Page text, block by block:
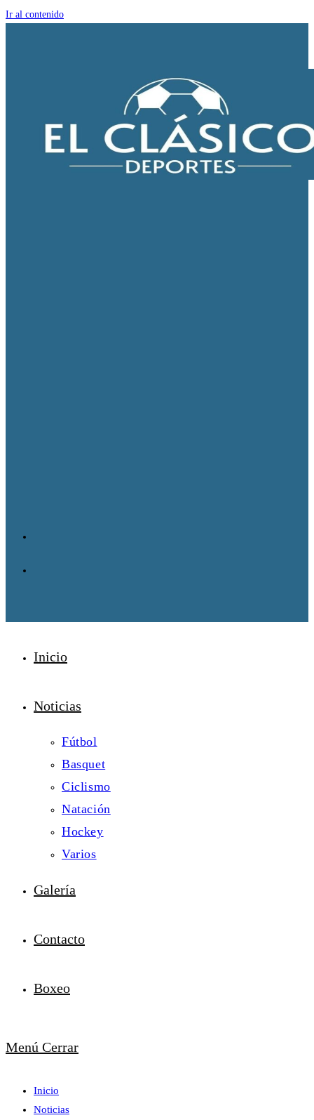
Ir al contenido
Inicio
Noticias
Fútbol
Basquet
Ciclismo
Natación
Hockey
Varios
Galería
Contacto
Boxeo
Menú Cerrar
Inicio
Noticias